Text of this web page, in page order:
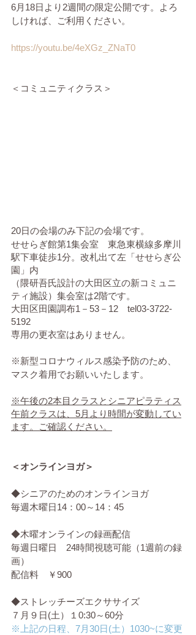
6月18日より2週間の限定公開です。よろ
しければ、ご利用ください。
https://youtu.be/4eXGz_ZNaT0
＜コミュニティクラス＞
20日の会場のみ下記の会場です。
せせらぎ館第1集会室　東急東横線多摩川
駅下車徒歩1分。改札出て左「せせらぎ公
園」内
（隈研吾氏設計の大田区立の新コミュニ
ティ施設）集会室は2階です。
大田区田園調布1－53－12　tel03-3722-
5192
専用の更衣室はありません。
※新型コロナウィルス感染予防のため、
マスク着用でお願いいたします。
※午後の2本目クラスとシニアピラティス
午前クラスは、5月より時間が変動してい
ます。ご確認ください。
＜オンラインヨガ＞
◆シニアのためのオンラインヨガ
毎週木曜日14：00～14：45
◆木曜オンラインの録画配信
毎週日曜日　24時間視聴可能（1週前の録
画）
配信料　￥900
◆ストレッチーズエクササイズ
７月９日(土）１0:30～60分
※上記の日程、7月30日(土）1030~に変更